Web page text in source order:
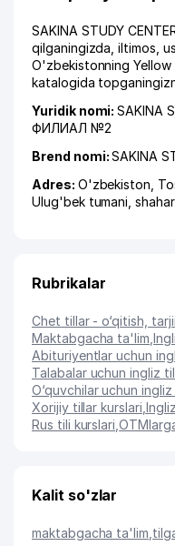
SAKINA STUDY
qilganingizda, iltimos,
O'zbekistonning Yellow
katalogida
Yuridik nomi:SAKINA
ФИЛИАЛ №2
Brend nomi:SAKINA
Adres: O'zbekiston,
Ulug'bek tumani ,
Rubrikalar
Chet tillar - o‘qitish,
Maktabgacha ta'lim ,
Abituriyentlar uchun
Talabalar uchun ingliz
O‘quvchilar uchun
Xorijiy tillar kurslari
Rus tili kurslari ,
Kalit so'zlar
maktabgacha ta'lim